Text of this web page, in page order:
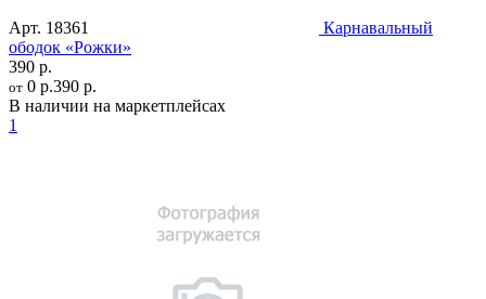
Арт. 18361
Карнавальный
ободок «Рожки»
390 р.
от 0 р.390 р.
В наличии на маркетплейсах
1